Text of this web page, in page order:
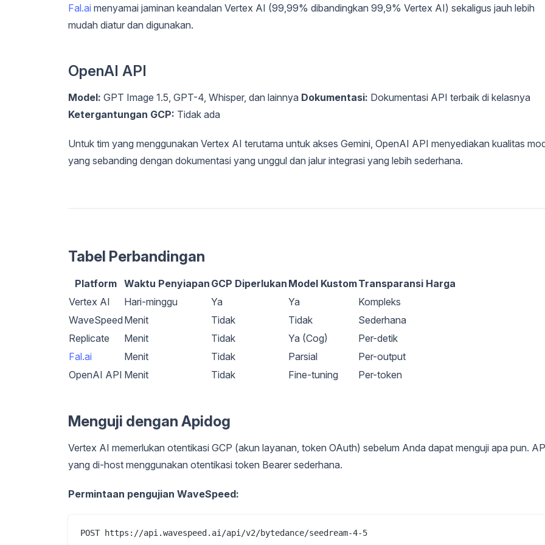
Fal.ai menyamai jaminan keandalan Vertex AI (99,99% dibandingkan 99,9% Vertex AI) sekaligus jauh lebih
mudah diatur dan digunakan.
OpenAI API
Model: GPT Image 1.5, GPT-4, Whisper, dan lainnya Dokumentasi: Dokumentasi API terbaik di kelasnya
Ketergantungan GCP: Tidak ada
Untuk tim yang menggunakan Vertex AI terutama untuk akses Gemini, OpenAI API menyediakan kualitas
yang sebanding dengan dokumentasi yang unggul dan jalur integrasi yang lebih sederhana.
Tabel Perbandingan
Platform Waktu Penyiapan GCP Diperlukan Model KustomTransparansi Harga
Vertex AI
Hari-minggu Ya Ya
Kompleks
WaveSpeed Menit Tidak Tidak
Sederhana
Replicate
Menit Tidak Ya (Cog)
Per-detik
Fal.ai
Menit Tidak Parsial
Per-output
OpenAI API Menit Tidak Fine-tuning Per-token
Menguji dengan Apidog
Vertex AI memerlukan otentikasi GCP (akun layanan, token OAuth) sebelum Anda dapat menguji apa pun.
yang di-host menggunakan otentikasi token Bearer sederhana.
Permintaan pengujian WaveSpeed:
POST https://api.wavespeed.ai/api/v2/bytedance/seedream-4-5